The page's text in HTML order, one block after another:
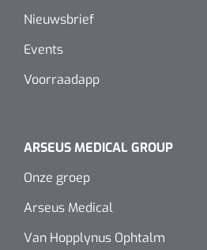
Nieuwsbrief
Events
Voorraadapp
ARSEUS MEDICAL GROUP
Onze groep
Arseus Medical
Van Hopplynus Ophtalm